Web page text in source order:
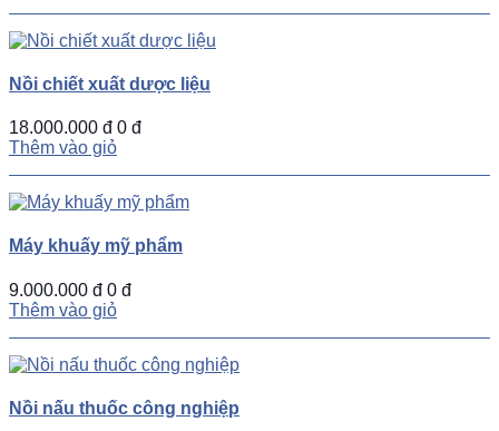
Nồi chiết xuất dược liệu
18.000.000 đ 0 đ
Thêm vào giỏ
Máy khuấy mỹ phẩm
9.000.000 đ 0 đ
Thêm vào giỏ
Nồi nấu thuốc công nghiệp